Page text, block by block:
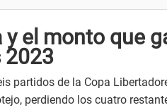
el monto que
2023
partidos de la Copa
perdiendo los cuatro